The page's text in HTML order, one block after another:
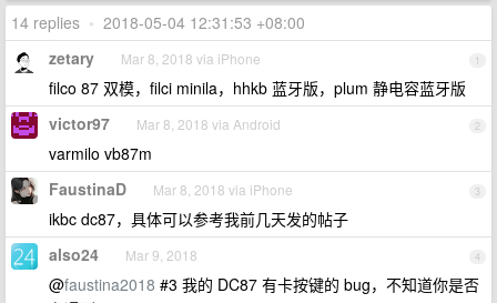
14 replies • 2018-05-04 12:31:53 +08:00
1
zetary Mar 8, 2018 via iPhone
filco 87 双模，filci minila，hhkb 蓝牙版，plum 静电容蓝牙版
2
victor97 Mar 8, 2018 via Android
varmilo vb87m
3
FaustinaD Mar 8, 2018 via iPhone
ikbc dc87，具体可以参考我前几天发的帖子
4
also24 Mar 9, 2018
@faustina2018 #3 我的 DC87 有卡按键的 bug，不知道你是否